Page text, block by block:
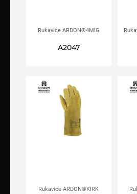
Rukavice ARDON®4MIG
A2047
Rukavice ARDON®KIRK